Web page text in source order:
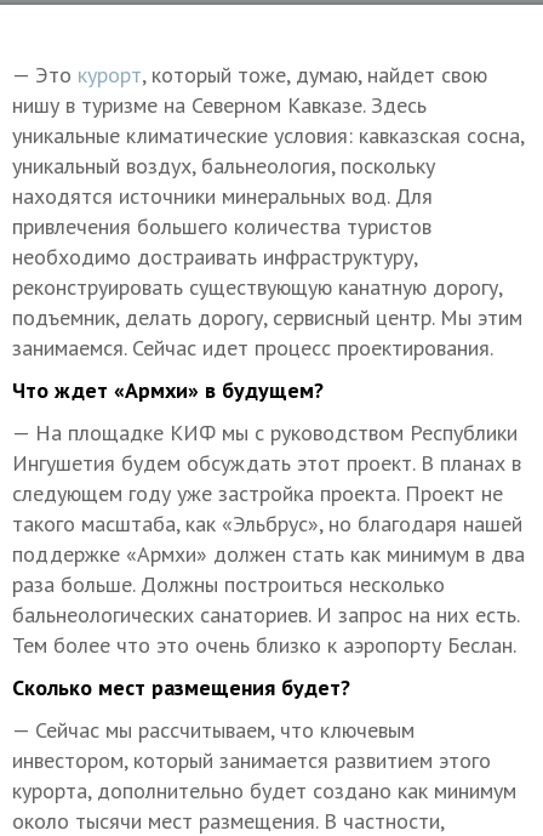
— Это курорт, который тоже, думаю, найдет свою
нишу в туризме на Северном Кавказе. Здесь
уникальные климатические условия: кавказская сосна,
уникальный воздух, бальнеология, поскольку
находятся источники минеральных вод. Для
привлечения большего количества туристов
необходимо достраивать инфраструктуру,
реконструировать существующую канатную дорогу,
подъемник, делать дорогу, сервисный центр. Мы этим
занимаемся. Сейчас идет процесс проектирования.
Что ждет «Армхи» в будущем?
— На площадке КИФ мы с руководством Республики
Ингушетия будем обсуждать этот проект. В планах в
следующем году уже застройка проекта. Проект не
такого масштаба, как «Эльбрус», но благодаря нашей
поддержке «Армхи» должен стать как минимум в два
раза больше. Должны построиться несколько
бальнеологических санаториев. И запрос на них есть.
Тем более что это очень близко к аэропорту Беслан.
Сколько мест размещения будет?
— Сейчас мы рассчитываем, что ключевым
инвестором, который занимается развитием этого
курорта, дополнительно будет создано как минимум
около тысячи мест размещения. В частности,